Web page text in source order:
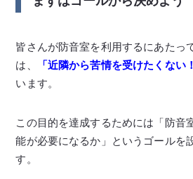
皆さんが防音室を利用するにあたっ
は、
「近隣から苦情を受けたくない
います。
この目的を達成するためには「防音
能が必要になるか」というゴールを
す。